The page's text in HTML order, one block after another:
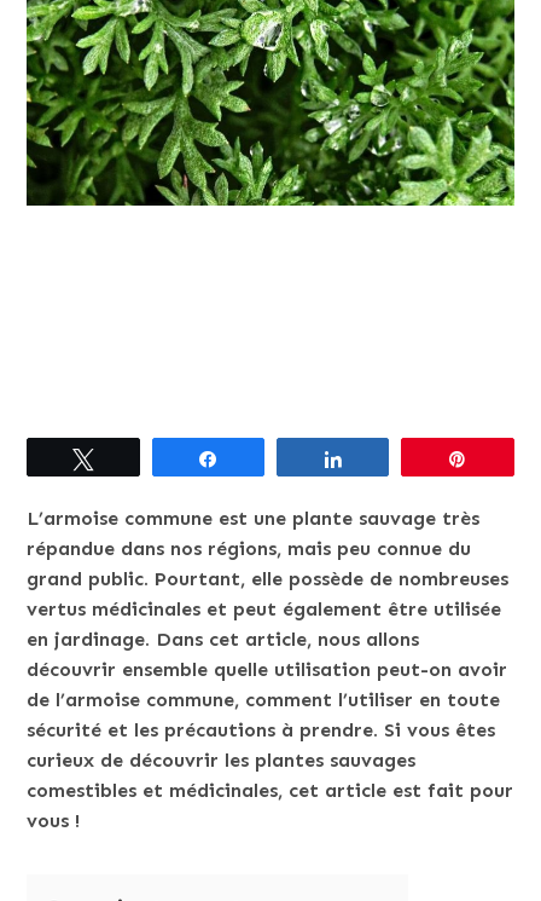
L’armoise commune est une plante sauvage très
répandue dans nos régions, mais peu connue du
grand public. Pourtant, elle possède de nombreuses
vertus médicinales et peut également être utilisée
en jardinage. Dans cet article, nous allons
découvrir ensemble quelle utilisation peut-on avoir
de l’armoise commune, comment l’utiliser en toute
sécurité et les précautions à prendre. Si vous êtes
curieux de découvrir les plantes sauvages
comestibles et médicinales, cet article est fait pour
vous !